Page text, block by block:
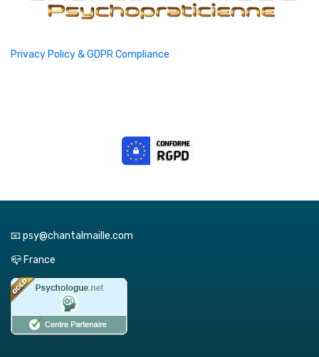
Privacy Policy & GDPR Compliance
📧 psy@chantalmaille.com
📪 France